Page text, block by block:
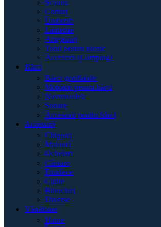
Scaune
Corturi
Umbrele
Lanterne
Aragazuri
Totul pentru picnic
Accesorii (Camping)
Bărci
Bărci gonflabile
Motoare pentru bărci
Navomodele
Sonare
Accesorii pentru bărci
Accesorii
Chipiuri
Maiouri
Ochelari
Cântare
Foarfece
Cuțite
Binocluri
Diverse
Vânătoare
Haine